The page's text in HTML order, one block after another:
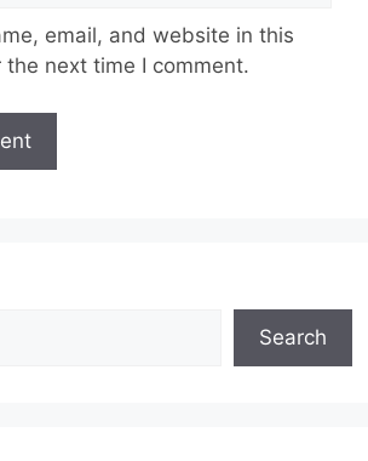
email, and website in this
next time I comment.
Search